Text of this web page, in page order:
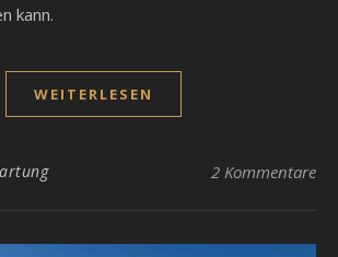
kann.
WEITERLESEN
2 Kommentare